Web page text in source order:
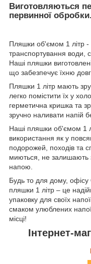
Виготовляються
первинної обробки.
Пляшки об'ємом 1 літр -
транспортування води,
Наші пляшки
що забезпечує їхню
Пляшки 1 літр мають
легко помістити їх у
герметична кришка та
зручно наливати напій
Наші пляшки об'ємом 1
використання як у
подорожей, походів та
миються, не залишають
напою.
Будь то для дому, офісу
пляшки 1 літр – це
упаковку для своїх
смаком улюблених
місці!
Інтернет-